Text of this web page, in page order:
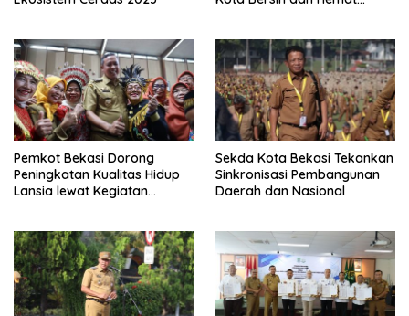
Pemkot Bekasi Dorong
Peningkatan Kualitas Hidup
Lansia lewat Kegiatan
Sekda Kota Bekasi Tekankan
Sinkronisasi Pembangunan
Daerah dan Nasional